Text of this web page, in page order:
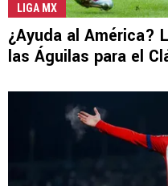
LIGA MX
¿Ayuda al América?
las Águilas para el